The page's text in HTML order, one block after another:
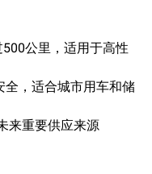
公里，适用于高性
全，适合城市用车和储
来重要供应来源